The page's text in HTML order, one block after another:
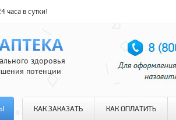
часа в сутки!
здоровья
потенции
КАК ЗАКАЗАТЬ КАК ОПЛАТИТЬ